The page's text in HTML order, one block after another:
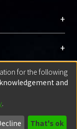
提升研究影響
或由第三方贊
者及第三方同
is your
right to
使用
版單位之版權
+
+
登入
+
匯入
and optimized
for the following
and
.
That's ok